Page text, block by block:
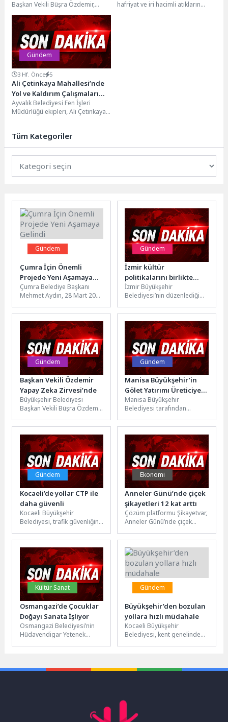
Başkan Vekili Büşra Özdemir,
Kadın Dostu Kentler III Programı
heyetini kabul etti....
Başladı
hafriyat ve iri hacimli atıkların
Gündem
3 Hf. Önce 5
Ali Çetinkaya Mahallesi’nde
Yol ve Kaldırım Çalışmaları
Sürüyor
Ayvalık Belediyesi Fen İşleri
Müdürlüğü ekipleri, Ali Çetinkaya
Tüm Kategoriler
Gündem
Çumra İçin Önemli
Projede Yeni Aşamaya
Gelindi
Çumra Belediye Başkanı
Mehmet Aydın, 28 Mart 2026
İçişleri Bakanı Mustafa...
Gündem
İzmir kültür
politikalarını birlikte
yazıyor
İzmir Büyükşehir
Belediyesi’nin düzenlediği
Çalıştayı, ulusal ve
uluslararası katılımcıları
Tarihi Havagazı
Fabrikası’nda...
Gündem
Başkan Vekili Özdemir
Yapay Zeka Zirvesi’nde
Büyükşehir Belediyesi
Başkan Vekili Büşra Özdemir,
İnsanları Derneği (ANSİAD)
ev sahipliğinde...
Gündem
Manisa Büyükşehir’in
Gölet Yatırımı Üreticiye
Can Suyu Olacak
Manisa Büyükşehir
Belediyesi tarafından
Mahallesi’nde yapımı
sürdürülen çok amaçlı gölet
projesinde çalışmaların...
Gündem
Kocaeli’de yollar CTP ile
daha güvenli
Kocaeli Büyükşehir
Belediyesi, trafik güvenliğini
yılının ilk 6 ayında kent
genelinde 7...
Ekonomi
Anneler Günü’nde çiçek
şikayetleri 12 kat arttı
Çözüm platformu Şikayetvar,
Anneler Günü’nde çiçek
inceledi. Yapılan açıklamaya
göre şikayetler yüzde bin...
Kültür Sanat
Osmangazi’de Çocuklar
Doğayı Sanata İşliyor
Osmangazi Belediyesi’nin
Hüdavendigar Yetenek
toplanan materyalleri sanat
Gündem
Büyükşehir’den bozulan
yollara hızlı müdahale
Kocaeli Büyükşehir
Belediyesi, kent genelinde